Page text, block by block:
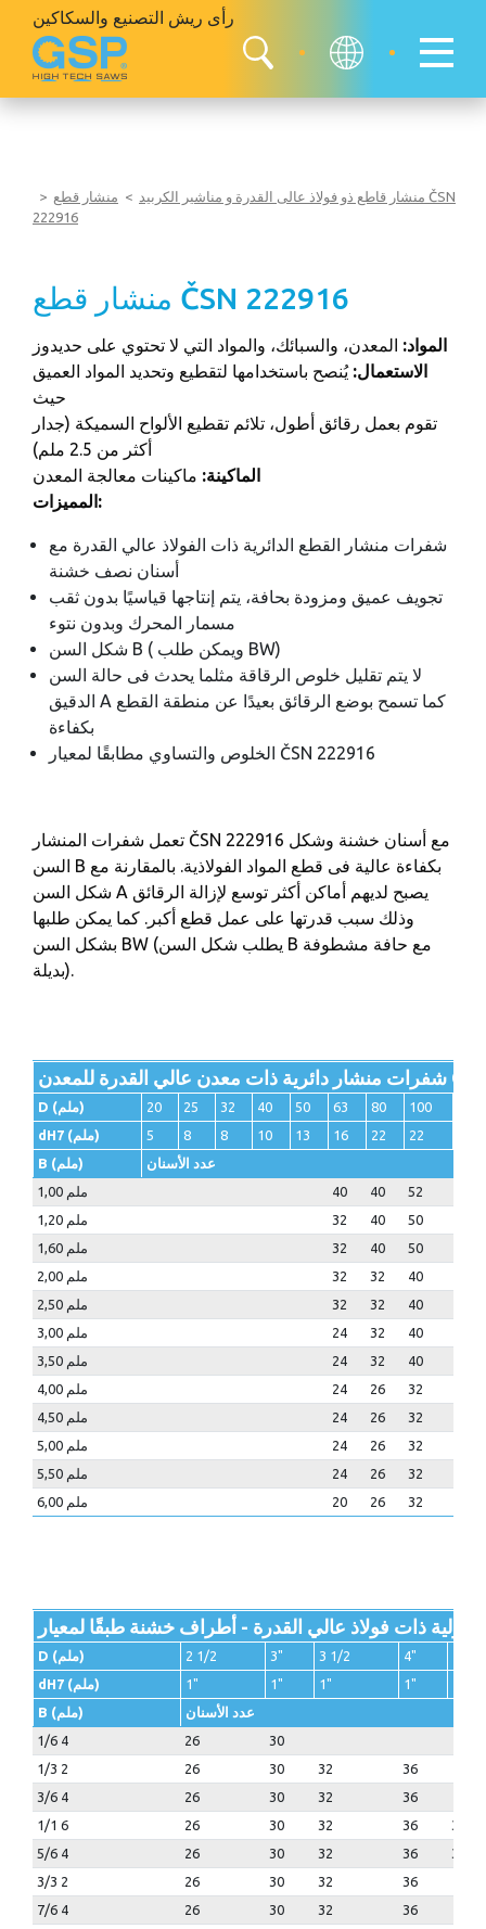
رأى ريش التصنيع والسكاكين
منشار قاطع ذو فولاذ عالى القدرة و مناشير الكربيد
منشار قطع ČSN
222916
منشار قطع ČSN 222916
المواد: المعدن، والسبائك، والمواد التي لا تحتوي على حديدوز
الاستعمال:يُنصح باستخدامها لتقطيع وتحديد المواد العميق
حيث
تقوم بعمل رقائق أطول، تلائم تقطيع الألواح السميكة (جدار
أكثر من 2.5 ملم)
الماكينة: ماكينات معالجة المعدن
المميزات:
شفرات منشار القطع الدائرية ذات الفولاذ عالي القدرة مع
أسنان نصف خشنة
تجويف عميق ومزودة بحافة، يتم إنتاجها قياسيًا بدون ثقب
مسمار المحرك وبدون نتوء
شكل السن B ( ويمكن طلب BW)
لا يتم تقليل خلوص الرقاقة مثلما يحدث فى حالة السن
الدقيق A كما تسمح بوضع الرقائق بعيدًا عن منطقة القطع
بكفاءة
الخلوص والتساوي مطابقًا لمعيار ČSN 222916
تعمل شفرات المنشار ČSN 222916 مع أسنان خشنة وشكل
السن B بكفاءة عالية فى قطع المواد الفولاذية. بالمقارنة مع
شكل السن A يصبح لديهم أماكن أكثر توسع لإزالة الرقائق
وذلك سبب قدرتها على عمل قطع أكبر. كما يمكن طلبها
بشكل السن BW (يطلب شكل السن B مع حافة مشطوفة
بديلة).
D (ملم) 20 25 32 40 50 63 80 100
dH7 (ملم)
5 8 8 10 13 16 22 22
B (ملم)
عدد الأسنان
1,00 ملم
40 40 52
1,20 ملم
32 40 50
1,60 ملم
32 40 50
2,00 ملم
32 32 40
2,50 ملم
32 32 40
3,00 ملم
24 32 40
3,50 ملم
24 32 40
4,00 ملم
24 26 32
4,50 ملم
24 26 32
5,00 ملم
24 26 32
5,50 ملم
24 26 32
6,00 ملم
20 26 32
D (ملم) 2 1/2 3" 3 1/2 4"
dH7 (ملم)
1" 1" 1" 1"
B (ملم)
عدد الأسنان
1/6 4
26
30
1/3 2
26 30 32
36
3/6 4
26 30 32
36
1/1 6
26 30 32 36
36
5/6 4
26 30 32 36
36
3/3 2
26 30 32
36
7/6 4
26 30 32
36